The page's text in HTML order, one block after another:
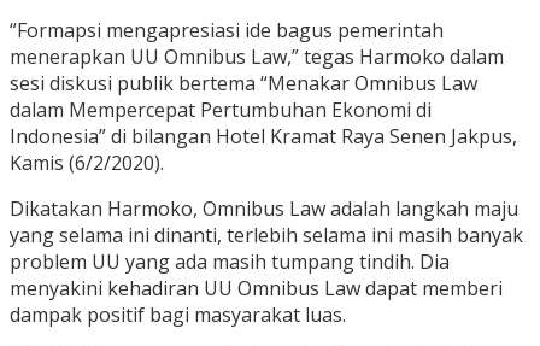
“Formapsi mengapresiasi ide bagus pemerintah
menerapkan UU Omnibus Law,” tegas Harmoko dalam
sesi diskusi publik bertema “Menakar Omnibus Law
dalam Mempercepat Pertumbuhan Ekonomi di
Indonesia” di bilangan Hotel Kramat Raya Senen Jakpus,
Kamis (6/2/2020).
Dikatakan Harmoko, Omnibus Law adalah langkah maju
yang selama ini dinanti, terlebih selama ini masih banyak
problem UU yang ada masih tumpang tindih. Dia
menyakini kehadiran UU Omnibus Law dapat memberi
dampak positif bagi masyarakat luas.